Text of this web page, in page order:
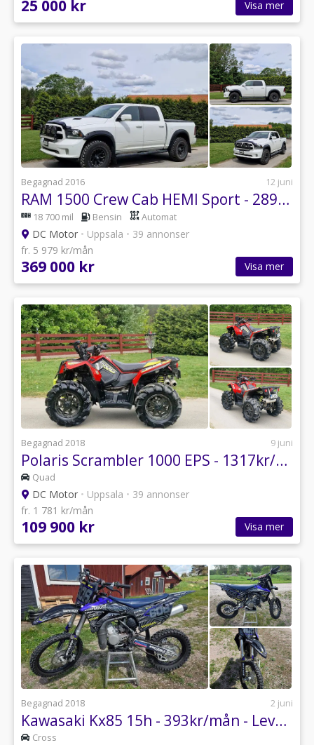
25 000 kr Visa mer
Begagnad 2016 12 juni
RAM 1500 Crew Cab HEMI Sport - 2893kr/mån - Byte förslag
18 700 mil Bensin Automat
DC Motor • Uppsala • 39 annonser
fr. 5 979 kr/mån
369 000 kr Visa mer
Begagnad 2018 9 juni
Polaris Scrambler 1000 EPS - 1317kr/mån - Leverans - Byte Förslag
Quad
DC Motor • Uppsala • 39 annonser
fr. 1 781 kr/mån
109 900 kr Visa mer
Begagnad 2018 2 juni
Kawasaki Kx85 15h - 393kr/mån - Leverans - Byte
Cross